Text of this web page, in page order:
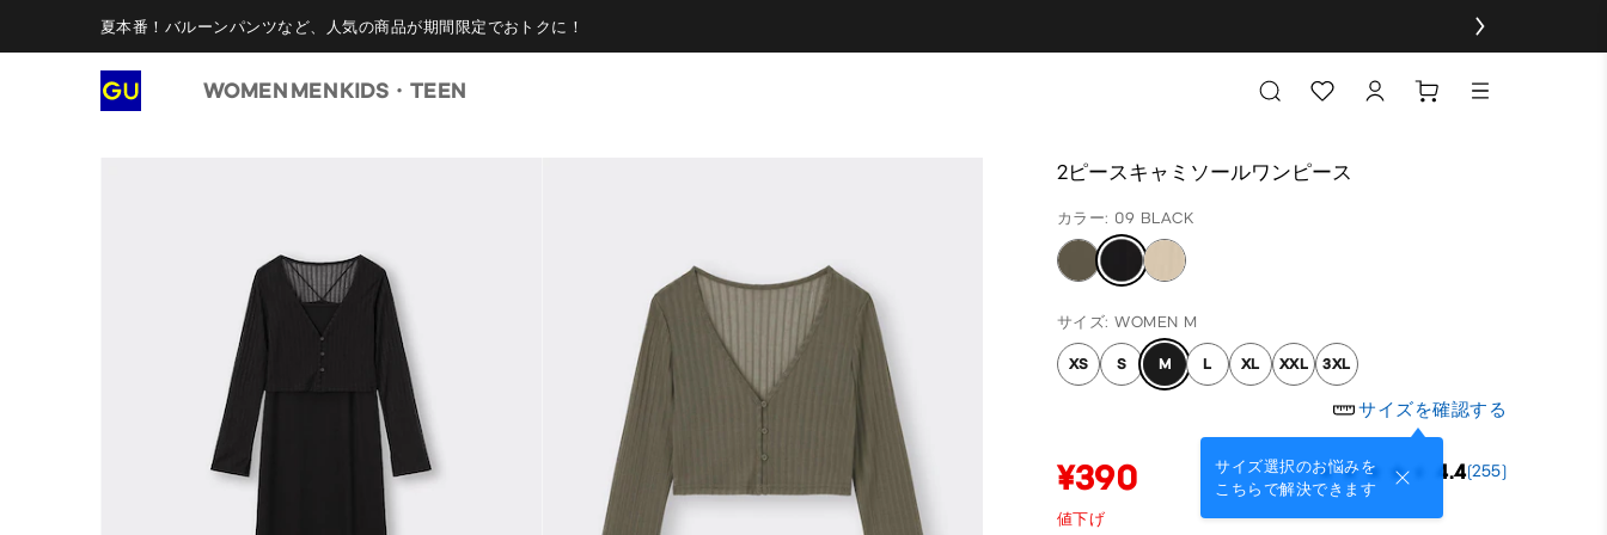
夏本番！バルーンパンツなど、人気の商品が期間限定でおトクに！
WOMEN MENKIDS・TEEN
2ピースキャミソールワンピース
カラー: 09 BLACK
サイズ: WOMEN M
XS S M L XL XXL 3XL
サイズを確認する
サイズ選択のお悩みを
こちらで解決できます
¥390 4.4(255)
値下げ